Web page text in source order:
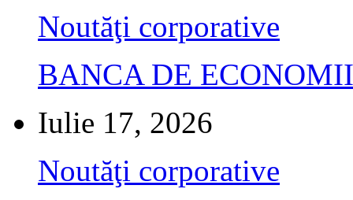
Noutăţi corporative
BANCA DE
Iulie 17, 2026
Noutăţi corporative